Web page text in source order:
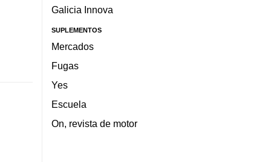
Galicia Innova
SUPLEMENTOS
Mercados
Fugas
Yes
Escuela
On, revista de motor